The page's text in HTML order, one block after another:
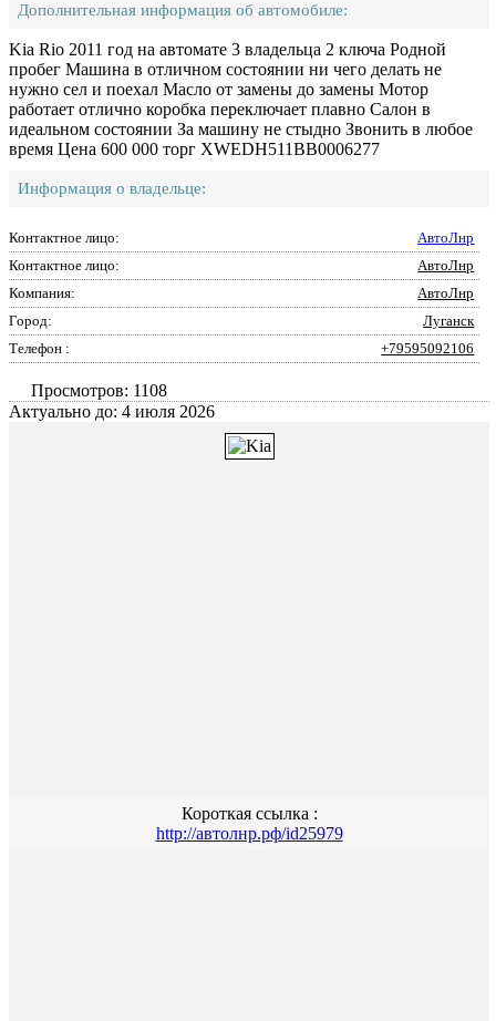
Дополнительная информация об автомобиле:
Kia Rio 2011 год на автомате 3 владельца 2 ключа Родной
пробег Машина в отличном состоянии ни чего делать не
нужно сел и поехал Масло от замены до замены Мотор
работает отлично коробка переключает плавно Салон в
идеальном состоянии За машину не стыдно Звонить в любое
время Цена 600 000 торг XWEDH511BB0006277
Информация о владельце:
Контактное лицо:
АвтоЛнр
Контактное лицо:
АвтоЛнр
Компания:
АвтоЛнр
Город:
Луганск
Телефон :
+79595092106
Просмотров: 1108
Актуально до: 4 июля 2026
Короткая ссылка :
http://автолнр.рф/id25979